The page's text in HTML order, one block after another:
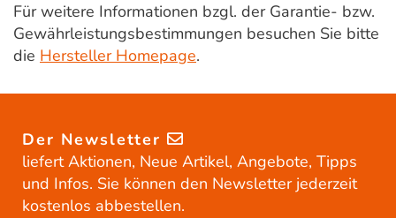
Für weitere Informationen bzgl. der Garantie- bzw.
Gewährleistungsbestimmungen besuchen Sie bitte
die Hersteller Homepage.
Der Newsletter
liefert Aktionen, Neue Artikel, Angebote, Tipps
und Infos. Sie können den Newsletter jederzeit
kostenlos abbestellen.